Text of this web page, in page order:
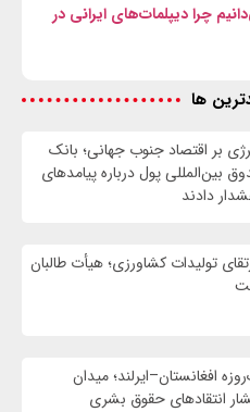
چرا دیپلمات‌های ایرانی در
ها
بر اقتصاد جنوب جهانی؛ بانک
بین‌المللی پول درباره پیامدهای
دادند
تولیدات کشاورزی؛ هیأت طالبان
افغانستان–ایرلند؛ میدان
انتقادهای حقوق بشری